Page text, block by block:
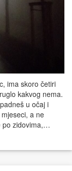
ima skoro četiri
kakvog nema.
u očaj i
a ne
po zidovima,…